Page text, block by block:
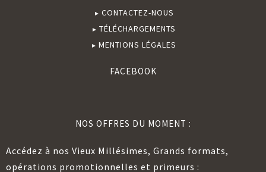
CONTACTEZ-NOUS
TÉLÉCHARGEMENTS
MENTIONS LÉGALES
FACEBOOK
NOS OFFRES DU MOMENT :
Accédez à nos Vieux Millésimes, Grands formats,
opérations promotionnelles et primeurs :